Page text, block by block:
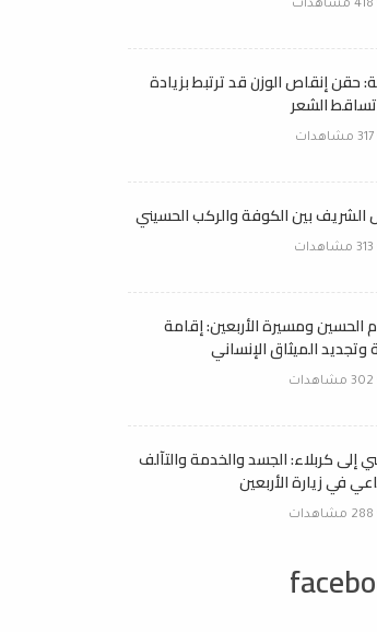
حقن إنقاص الوزن قد ترتبط بزيادة
الشعر
الشريف بين الكوفة والركب الحسيني
الحسين ومسيرة الأربعين: إقامة
وتجديد الميثاق الإنساني
إلى كربلاء: الجسد والخدمة والتآلف
في زيارة الأربعين